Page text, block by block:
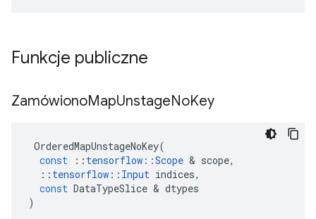
Funkcje publiczne
ZamówionoMapUnstageNoKey
OrderedMapUnstageNoKey(
const
:: tensorflow ::Scope & scope,
:: tensorflow :: Input indices,
const DataTypeSlice & dtypes
)